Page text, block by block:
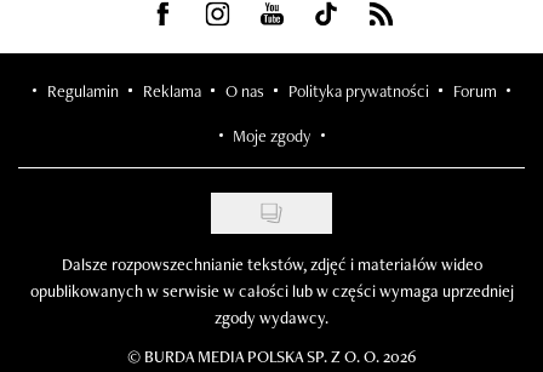
Visit us on Facebook
Visit us on Instagram
Visit us on Youtube
Visit us on Tiktok
Visit us on Rss
Regulamin Reklama O nas Polityka prywatności Forum
Moje zgody
Dalsze rozpowszechnianie tekstów, zdjęć i materiałów wideo
opublikowanych w serwisie w całości lub w części wymaga uprzedniej
zgody wydawcy.
© BURDA MEDIA POLSKA SP. Z O. O. 2026